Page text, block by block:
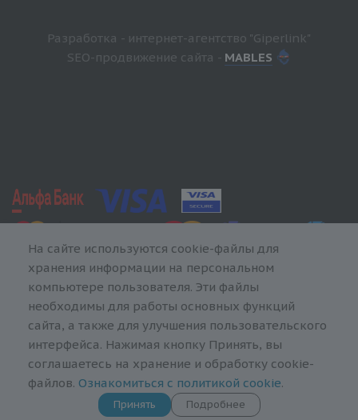
Разработка - интернет-агентство "Giperlink"
SEO-продвижение сайта - MABLES
На сайте используются cookie-файлы для
хранения информации на персональном
компьютере пользователя. Эти файлы
необходимы для работы основных функций
сайта, а также для улучшения пользовательского
интерфейса. Нажимая кнопку Принять, вы
соглашаетесь на хранение и обработку cookie-
файлов. Ознакомиться с политикой cookie.
Принять Подробнее